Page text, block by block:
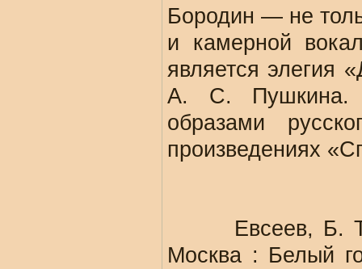
Бородин — не
и камерной
является элегия
А. С. Пушкина.
образами
произведениях
Евсеев, Б. Т.
Москва : Белый